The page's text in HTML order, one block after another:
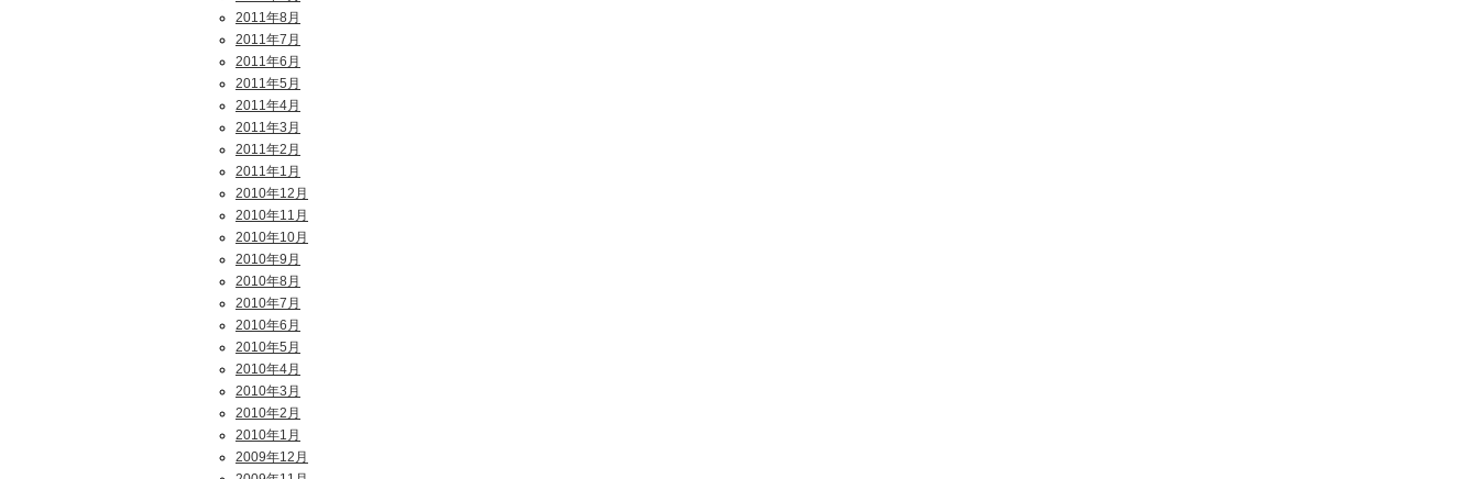
2011年8月
2011年7月
2011年6月
2011年5月
2011年4月
2011年3月
2011年2月
2011年1月
2010年12月
2010年11月
2010年10月
2010年9月
2010年8月
2010年7月
2010年6月
2010年5月
2010年4月
2010年3月
2010年2月
2010年1月
2009年12月